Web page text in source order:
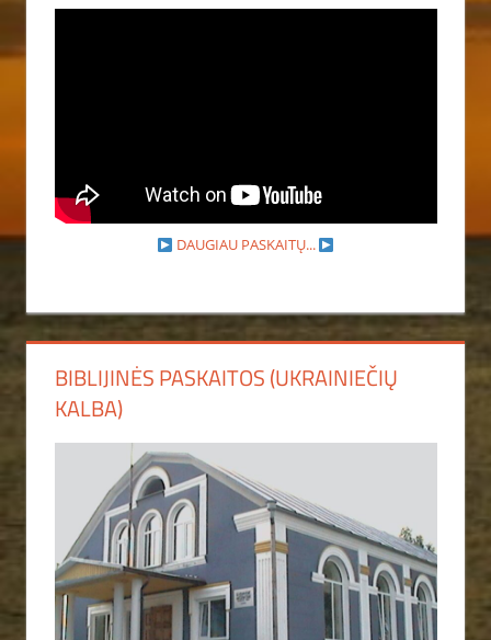
DAUGIAU PASKAITŲ...
BIBLIJINĖS PASKAITOS (UKRAINIEČIŲ
KALBA)